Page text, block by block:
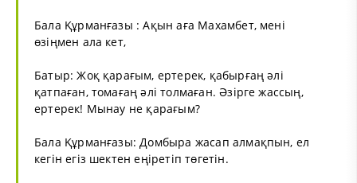
Бала Құрманғазы : Ақын аға Махамбет, мені
өзіңмен ала кет,
Батыр: Жоқ қарағым, ертерек, қабырғаң әлі
қатпаған, томағаң әлі толмаған. Әзірге жассың,
ертерек! Мынау не қарағым?
Бала Құрманғазы: Домбыра жасап алмақпын, ел
кегін егіз шектен еңіретіп төгетін.